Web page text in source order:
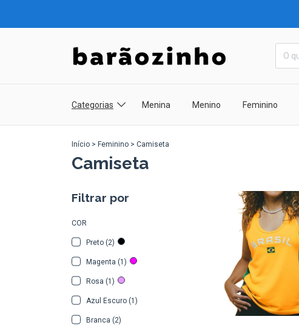
Categorias Menina Menino Feminino
Início > Feminino > Camiseta
Camiseta
Filtrar por
COR
Preto (2)
Magenta (1)
Rosa (1)
Azul Escuro (1)
Branca (2)